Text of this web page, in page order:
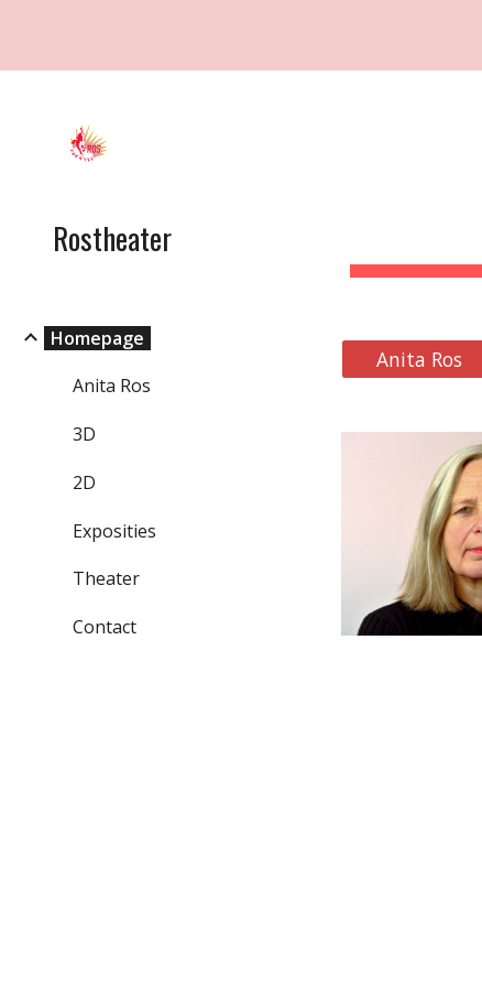
Rostheater
Homepage
Anita Ros
3D
2D
Exposities
Theater
Contact
Anita Ros